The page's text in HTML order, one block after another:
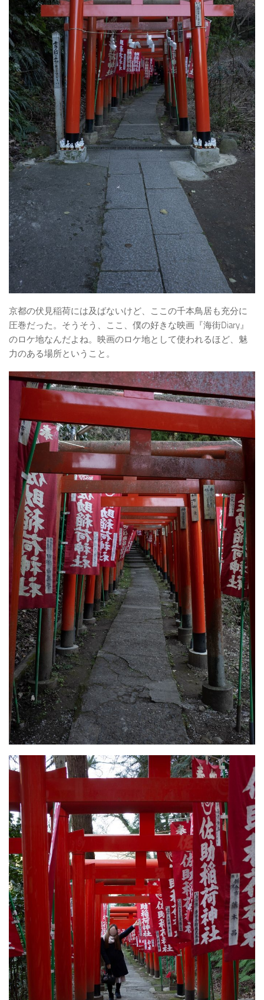
京都の伏見稲荷には及ばないけど、ここの千本鳥居も充分に
圧巻だった。そうそう、ここ、僕の好きな映画『海街Diary』
のロケ地なんだよね。映画のロケ地として使われるほど、魅
力のある場所ということ。